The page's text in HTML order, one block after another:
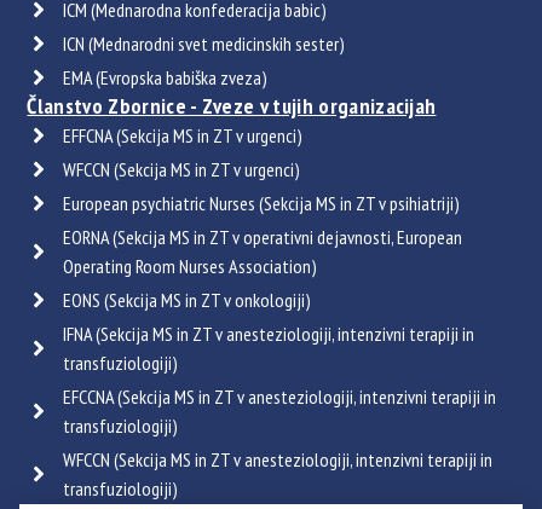
ICM (Mednarodna konfederacija babic)
ICN (Mednarodni svet medicinskih sester)
EMA (Evropska babiška zveza)
Članstvo Zbornice - Zveze v tujih organizacijah
EFFCNA (Sekcija MS in ZT v urgenci)
WFCCN (Sekcija MS in ZT v urgenci)
European psychiatric Nurses (Sekcija MS in ZT v psihiatriji)
EORNA (Sekcija MS in ZT v operativni dejavnosti, European
Operating Room Nurses Association)
EONS (Sekcija MS in ZT v onkologiji)
IFNA (Sekcija MS in ZT v anesteziologiji, intenzivni terapiji in
transfuziologiji)
EFCCNA (Sekcija MS in ZT v anesteziologiji, intenzivni terapiji in
transfuziologiji)
WFCCN (Sekcija MS in ZT v anesteziologiji, intenzivni terapiji in
transfuziologiji)